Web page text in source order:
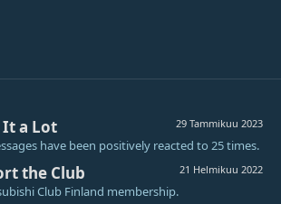
29 Tammikuu 2023
a Lot
have been positively reacted to 25 times.
21 Helmikuu 2022
the Club
Club Finland membership.